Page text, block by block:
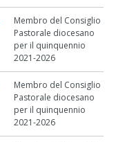
Membro del Consiglio
Pastorale diocesano
per il quinquennio
2021-2026
Membro del Consiglio
Pastorale diocesano
per il quinquennio
2021-2026